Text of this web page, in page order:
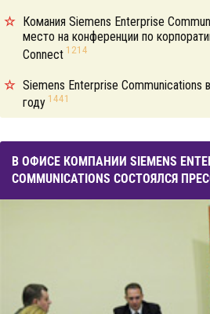
Комания Siemens Enterprise
место на конференции по
Connect 1214
Siemens Enterprise Communications
году 1441
В ОФИСЕ КОМПАНИИ SIEMENS
COMMUNICATIONS СОСТОЯЛСЯ